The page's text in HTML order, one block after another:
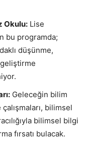
Okulu: Lise
bu programda;
düşünme,
Geleceğin bilim
bilimsel
bilimsel bilgi
fırsatı bulacak.